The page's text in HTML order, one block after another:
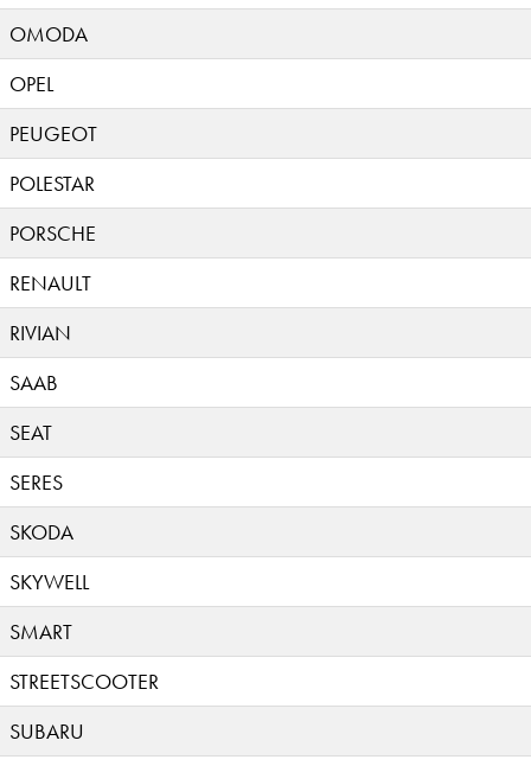
OMODA
OPEL
PEUGEOT
POLESTAR
PORSCHE
RENAULT
RIVIAN
SAAB
SEAT
SERES
SKODA
SKYWELL
SMART
STREETSCOOTER
SUBARU